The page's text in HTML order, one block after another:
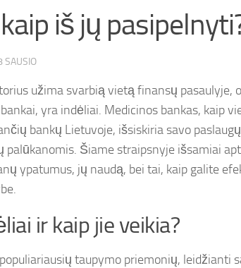
iš jų
SAUSIO
užima svarbią vietą finansų pasaulyje,
yra indėliai. Medicinos bankas, kaip
bankų Lietuvoje, išsiskiria savo
palūkanomis. Šiame straipsnyje išsamiai
ypatumus, jų naudą, bei tai, kaip galite
ir kaip jie veikia?
taupymo priemonių, leidžianti